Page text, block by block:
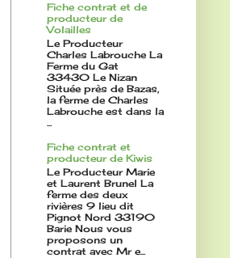
Fiche contrat et de
producteur de
Volailles
Le Producteur
Charles Labrouche La
Ferme du Gat
33430 Le Nizan
Située près de Bazas,
la ferme de Charles
Labrouche est dans la
...
Fiche contrat et
producteur de Kiwis
Le Producteur Marie
et Laurent Brunel La
ferme des deux
rivières 9 lieu dit
Pignot Nord 33190
Barie Nous vous
proposons un
contrat avec Mr e...